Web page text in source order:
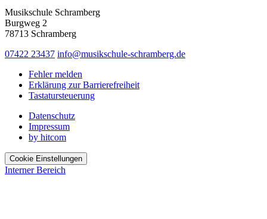
Musikschule Schramberg
Burgweg 2
78713 Schramberg
07422 23437 info@musikschule-schramberg.de
Fehler melden
Erklärung zur Barrierefreiheit
Tastatursteuerung
Datenschutz
Impressum
by hitcom
Cookie Einstellungen
Interner Bereich